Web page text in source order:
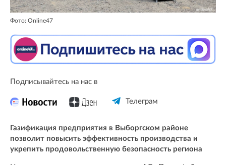
Фото: Online47
Подписывайтесь на нас в
Телеграм
Газификация предприятия в Выборгском районе
позволит повысить эффективность производства и
укрепить продовольственную безопасность региона